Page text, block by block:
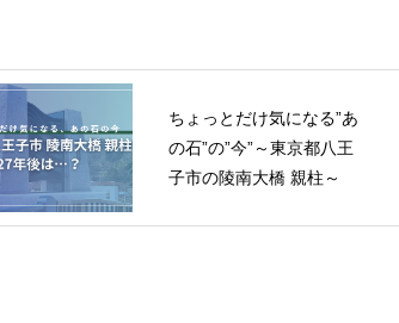
ちょっとだけ気になる”あ
の石”の”今”～東京都八王
子市の陵南大橋 親柱～